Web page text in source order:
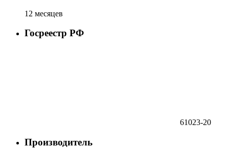
12 месяцев
Госреестр РФ
61023-20
Производитель